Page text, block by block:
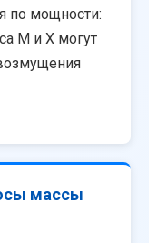
по мощности:
M и X могут
массы